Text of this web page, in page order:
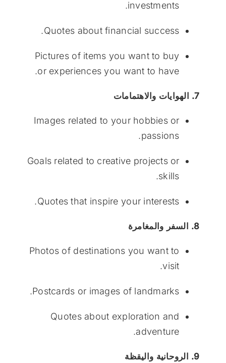
investments.
Quotes about financial success.
Pictures of items you want to buy
or experiences you want to have.
7. الهوايات والاهتمامات
Images related to your hobbies or
passions.
Goals related to creative projects or
skills.
Quotes that inspire your interests.
8. السفر والمغامرة
Photos of destinations you want to
visit.
Postcards or images of landmarks.
Quotes about exploration and
adventure.
9. الروحانية واليقظة